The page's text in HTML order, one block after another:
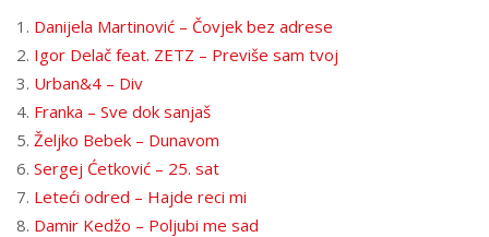
1. Danijela Martinović – Čovjek bez adrese
2. Igor Delač feat. ZETZ – Previše sam tvoj
3. Urban&4 – Div
4. Franka – Sve dok sanjaš
5. Željko Bebek – Dunavom
6. Sergej Ćetković – 25. sat
7. Leteći odred – Hajde reci mi
8. Damir Kedžo – Poljubi me sad